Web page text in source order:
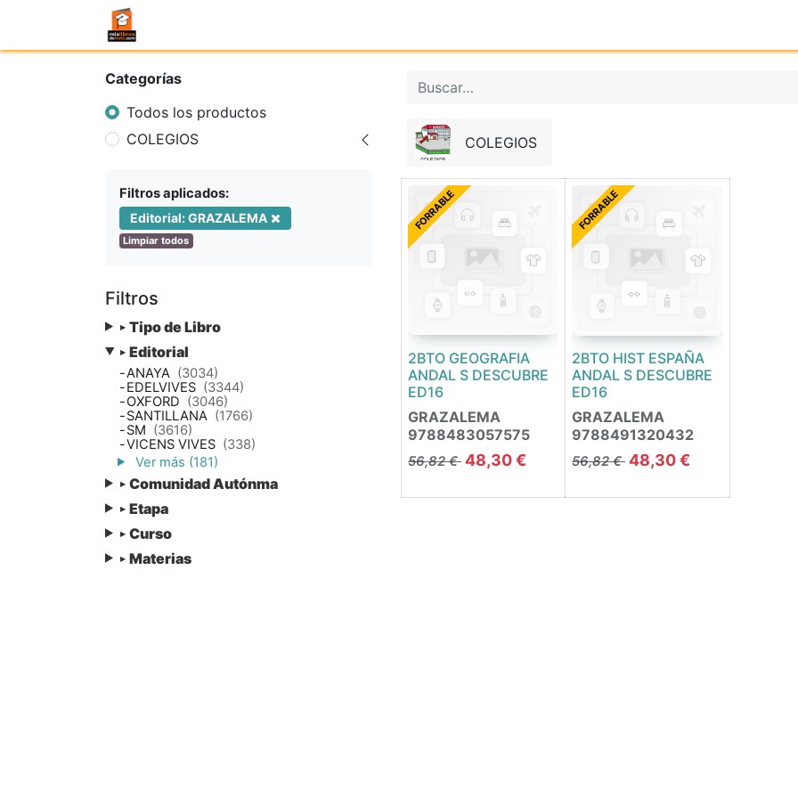
Categorías
Todos los productos
COLEGIOS
Filtros aplicados:
Editorial: GRAZALEMA
Limpiar todos
Filtros
▸ Tipo de Libro
▸ Editorial
-ANAYA (3034)
-EDELVIVES (3344)
-OXFORD (3046)
-SANTILLANA (1766)
-SM (3616)
-VICENS VIVES (338)
Ver más (181)
▸ Comunidad Autónma
▸ Etapa
▸ Curso
▸ Materias
COLEGIOS
FORRABLE
2BTO GEOGRAFIA
ANDAL S DESCUBRE
ED16
GRAZALEMA
9788483057575
56,82€ 48,30€
FORRABLE
2BTO HIST ESPAÑA
ANDAL S DESCUBRE
ED16
GRAZALEMA
9788491320432
56,82€ 48,30€